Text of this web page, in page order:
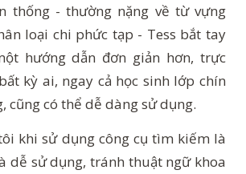
thống - thường nặng về từ vựng
loại chi phức tạp - Tess bắt tay
hướng dẫn đơn giản hơn, trực
kỳ ai, ngay cả học sinh lớp chín
cũng có thể dễ dàng sử dụng.
khi sử dụng công cụ tìm kiếm là
dễ sử dụng, tránh thuật ngữ khoa